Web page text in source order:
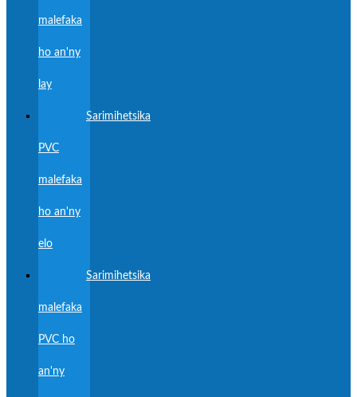
malefaka
ho an'ny
lay
Sarimihetsika
PVC
malefaka
ho an'ny
elo
Sarimihetsika
malefaka
PVC ho
an'ny